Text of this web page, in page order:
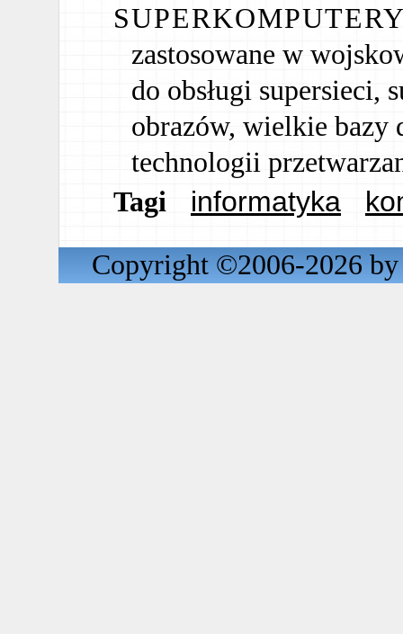
zastosowane w
do obsługi supersieci,
obrazów, wielkie bazy
technologii
Tagi
informatyka
Copyright ©2006-2026